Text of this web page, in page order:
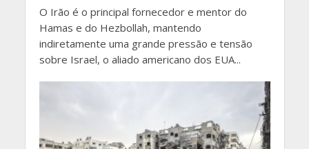
O Irão é o principal fornecedor e mentor do
Hamas e do Hezbollah, mantendo
indiretamente uma grande pressão e tensão
sobre Israel, o aliado americano dos EUA...